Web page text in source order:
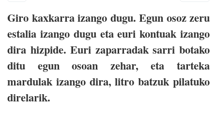
Giro kaxkarra izango dugu. Egun osoz zeru
estalia izango dugu eta euri kontuak izango
dira hizpide. Euri zaparradak sarri botako
ditu egun osoan zehar, eta tarteka
mardulak izango dira, litro batzuk pilatuko
direlarik.